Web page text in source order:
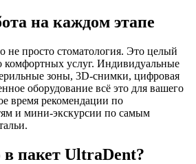
на каждом этапе
не просто стоматология. Это целый
комфортных услуг. Индивидуальные
зоны, 3D-снимки, цифровая
оборудование всё это для вашего
время рекомендации по
и мини-экскурсии по самым
пакет UltraDent?